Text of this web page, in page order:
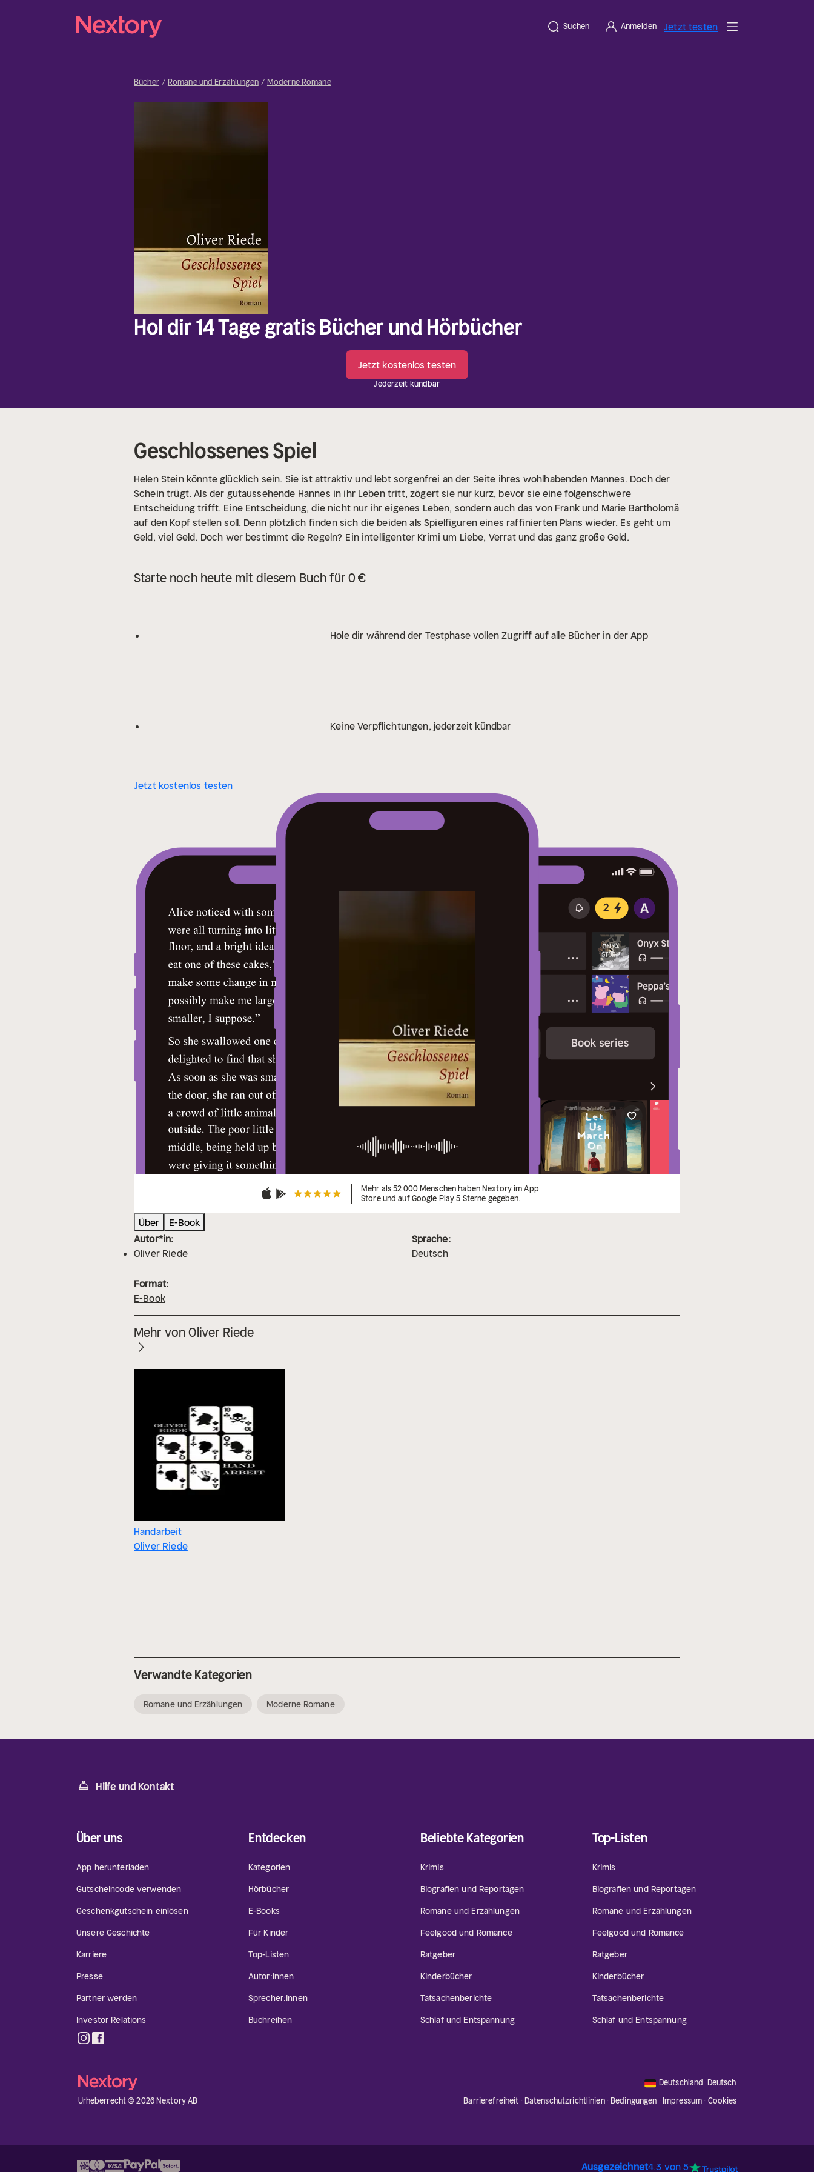
Suchen Anmelden Jetzt testen
Bücher Romane und Erzählungen Moderne Romane
Hol dir 14 Tage gratis Bücher und Hörbücher
Jetzt kostenlos testen
Jederzeit kündbar
Geschlossenes Spiel
Helen Stein könnte glücklich sein. Sie ist attraktiv und lebt sorgenfrei an der Seite ihres wohlhabenden Mannes. Doch der
Schein trügt. Als der gutaussehende Hannes in ihr Leben tritt, zögert sie nur kurz, bevor sie eine folgenschwere
Entscheidung trifft. Eine Entscheidung, die nicht nur ihr eigenes Leben, sondern auch das von Frank und Marie Bartholomä
auf den Kopf stellen soll. Denn plötzlich finden sich die beiden als Spielfiguren eines raffinierten Plans wieder. Es geht um
Geld, viel Geld. Doch wer bestimmt die Regeln? Ein intelligenter Krimi um Liebe, Verrat und das ganz große Geld.
Starte noch heute mit diesem Buch für 0 €
Hole dir während der Testphase vollen Zugriff auf alle Bücher in der App
Keine Verpflichtungen, jederzeit kündbar
Jetzt kostenlos testen
Mehr als 52 000 Menschen haben Nextory im App
Store und auf Google Play 5 Sterne gegeben.
Über
E-Book
Autor*in:
Oliver Riede
Sprache:
Deutsch
Format:
E-Book
Mehr von Oliver Riede
Handarbeit
Oliver Riede
Verwandte Kategorien
Romane und Erzählungen Moderne Romane
Hilfe und Kontakt
Über uns
App herunterladen
Gutscheincode verwenden
Geschenkgutschein einlösen
Unsere Geschichte
Karriere
Presse
Partner werden
Investor Relations
Entdecken
Kategorien
Hörbücher
E-Books
Für Kinder
Top-Listen
Autor:innen
Sprecher:innen
Buchreihen
Beliebte Kategorien
Krimis
Biografien und Reportagen
Romane und Erzählungen
Feelgood und Romance
Ratgeber
Kinderbücher
Tatsachenberichte
Schlaf und Entspannung
Top-Listen
Krimis
Biografien und Reportagen
Romane und Erzählungen
Feelgood und Romance
Ratgeber
Kinderbücher
Tatsachenberichte
Schlaf und Entspannung
🇩🇪 Deutschland· Deutsch
Barrierefreiheit ·Datenschutzrichtlinien·Bedingungen · Impressum · Cookies
Urheberrecht © 2026 Nextory AB
Ausgezeichnet4.3 von 5